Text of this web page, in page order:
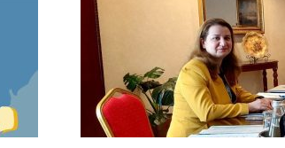
de
Investigații